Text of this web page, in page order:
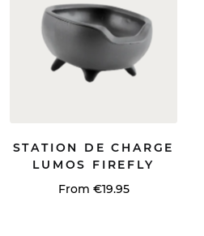
STATION DE CHARGE
LUMOS FIREFLY
From €19.95